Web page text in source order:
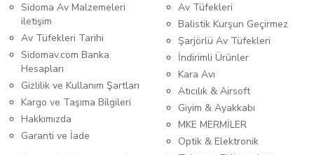
Sidoma Av Malzemeleri
iletişim
Av Tüfekleri Tarihi
Sidomav.com Banka
Hesapları
Gizlilik ve Kullanım Şartları
Kargo ve Taşıma Bilgileri
Hakkımızda
Garanti ve İade
Av Tüfekleri
Balistik Kurşun Geçirmez
Şarjörlü Av Tüfekleri
İndirimli Ürünler
Kara Avı
Atıcılık & Airsoft
Giyim & Ayakkabı
MKE MERMİLER
Optik & Elektronik